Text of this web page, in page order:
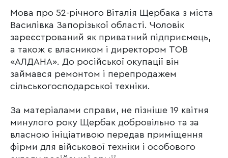
Мова про 52-річного Віталія Щербака з міста
Василівка Запорізької області. Чоловік
зареєстрований як приватний підприємець,
а також є власником і директором ТОВ
«АЛДАНА». До російської окупації він
займався ремонтом і перепродажем
сільськогосподарської техніки.
За матеріалами справи, не пізніше 19 квітня
минулого року Щербак добровільно та за
власною ініціативою передав приміщення
фірми для військової техніки і особового